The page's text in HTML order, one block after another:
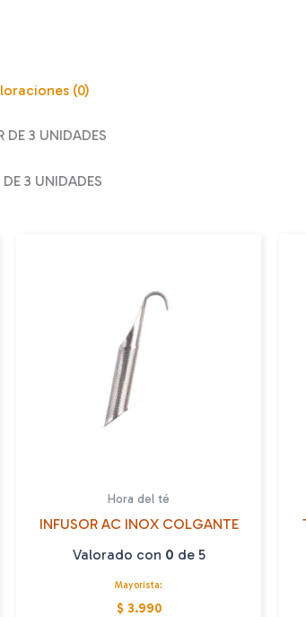
(0)
3 UNIDADES
3 UNIDADES
Hora del té
INFUSOR AC INOX COLGANTE
Valorado con 0 de 5
Mayorista:
$ 3.990